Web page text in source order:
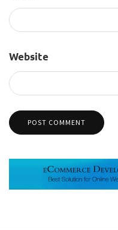
Website